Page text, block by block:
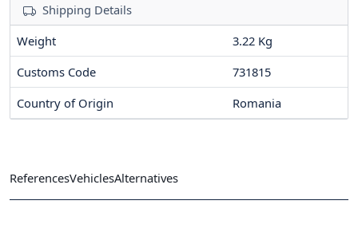
Shipping Details
Weight
3.22 Kg
Customs Code
731815
Country of Origin
Romania
ReferencesVehiclesAlternatives